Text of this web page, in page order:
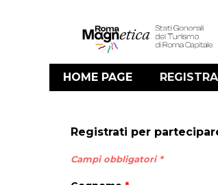
HOME PAGE
Registrati per
Campi obbligatori *